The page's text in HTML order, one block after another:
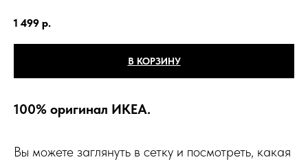
1 499 р.
В КОРЗИНУ
100% оригинал ИКЕА.
Вы можете заглянуть в сетку и посмотреть, какая